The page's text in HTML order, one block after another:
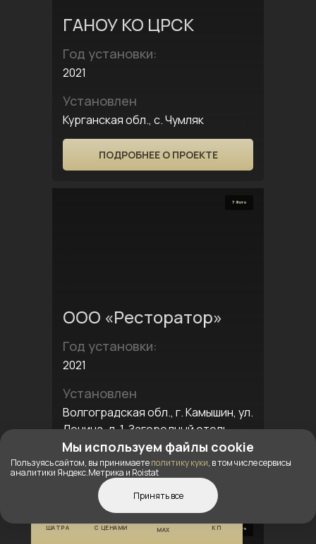
ШАТРА
С ЦЕНАМИ
MAX
КП
ГАНОУ КО ЦРСК
Год установки:
2021
Установлен
Курганская обл., с. Чумляк
ПОДРОБНЕЕ О ПРОЕКТЕ
7 Фото
ООО «Ресторатор»
Год установки:
2021
Установлен
Волгоградская обл., г. Камышин, ул.
Ленина, д. 1. Загородный отель
“Авиабаза”
ПОДРОБНЕЕ О ПРОЕКТЕ
5 Фото
Мы используем файлы cookie
Пользуясь сайтом, вы принимаетеполитику куки, в том числе сервисы
аналитики Яндекс.Метрика и Roistat
Принять все